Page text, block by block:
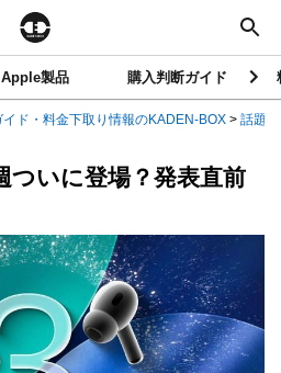
Apple製品 購入判断ガイド
ド・料金下取り情報のKADEN-BOX > 話題
いに登場？発表直前